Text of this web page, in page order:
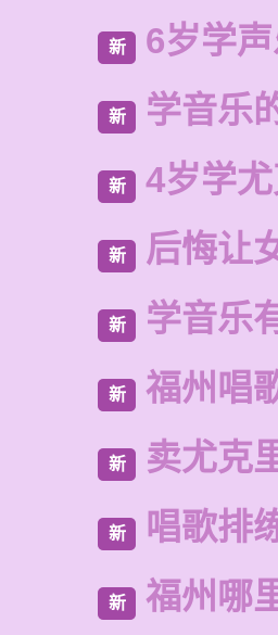
新 6岁学
新 学音乐
新 4岁学
新 后悔让
新 学音乐
新 福州唱
新 卖尤克
新 唱歌排
新 福州哪